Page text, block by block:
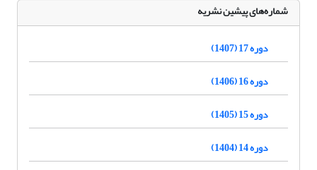
شماره‌های پیشین نشریه
دوره 17 (1407)
دوره 16 (1406)
دوره 15 (1405)
دوره 14 (1404)